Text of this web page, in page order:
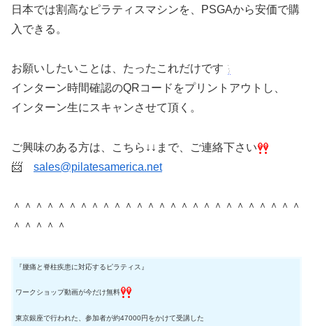
日本では割高なピラティスマシンを、PSGAから安価で購
入できる。
お願いしたいことは、たったこれだけです
インターン時間確認のQRコードをプリントアウトし、
インターン生にスキャンさせて頂く。
ご興味のある方は、こちら↓↓まで、ご連絡下さい
📨 sales@pilatesamerica.net
＾＾＾＾＾＾＾＾＾＾＾＾＾＾＾＾＾＾＾＾＾＾＾＾＾＾
＾＾＾＾＾
『腰痛と脊柱疾患に対応するピラティス』
ワークショップ動画が今だけ無料
東京銀座で行われた、参加者が約47000円をかけて受講した